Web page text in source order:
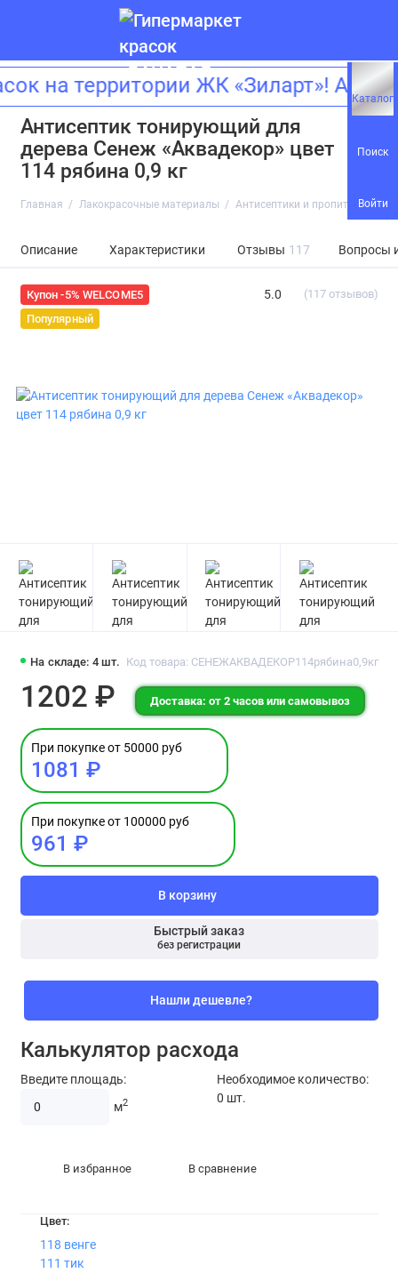
Каталог
Поиск
Войти
территории ЖК «Зиларт»!
Антисептик тонирующий для
дерева Сенеж «Аквадекор» цвет
114 рябина 0,9 кг
Главная Лакокрасочные материалы Антисептики и пропитки
Описание Характеристики Отзывы 117 Вопросы
Купон -5% WELCOME5
Популярный
5.0 (117 отзывов)
На складе: 4 шт. Код товара: СЕНЕЖАКВАДЕКОР114рябина0,9кг
1202 ₽ Доставка: от 2 часов или самовывоз
При покупке от 50000 руб
1081 ₽
При покупке от 100000 руб
961 ₽
В корзину
Быстрый заказ
без регистрации
Нашли дешевле?
Калькулятор расхода
Введите площадь:
м2
Необходимое количество:
0 шт.
В избранное В сравнение
Цвет:
118 венге
111 тик